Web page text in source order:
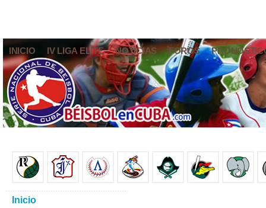
INICIO IV LIGA ELITE NOTICIAS FOROS
Inicio